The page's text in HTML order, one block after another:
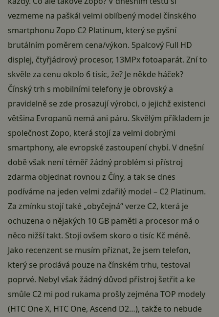
vezmeme na paškál velmi oblíbený model čínského
smartphonu Zopo C2 Platinum, který se pyšní
brutálním poměrem cena/výkon. 5palcový Full HD
displej, čtyřjádrový procesor, 13MPx fotoaparát. Zní to
skvěle za cenu okolo 6 tisíc, že? Je někde háček?
Čínský trh s mobilními telefony je obrovský a
pravidelně se zde prosazují výrobci, o jejichž existenci
většina Evropanů nemá ani páru. Skvělým příkladem je
společnost Zopo, která stojí za velmi dobrými
smartphony, ale evropské zastoupení chybí. V dnešní
době však není téměř žádný problém si přístroj
zdarma objednat rovnou z Číny, a tak se dnes
podíváme na jeden velmi zdařilý model – C2 Platinum.
Za zmínku stojí také „obyčejná“ verze C2, která je
ochuzena o nějakých 10 GB paměti a procesor má o
něco nižší takt. Stojí ovšem skoro o tisíc Kč méně.
Jako recenzent se musím přiznat, že jsem telefon,
který se prodává pouze na čínském trhu, testoval
poprvé. Nebyl však žádný důvod přístroj šetřit a ke
smůle C2 mi pod rukama prošly zejména TOP modely
(HTC One X, HTC One, Ascend D2…), takže to nebude